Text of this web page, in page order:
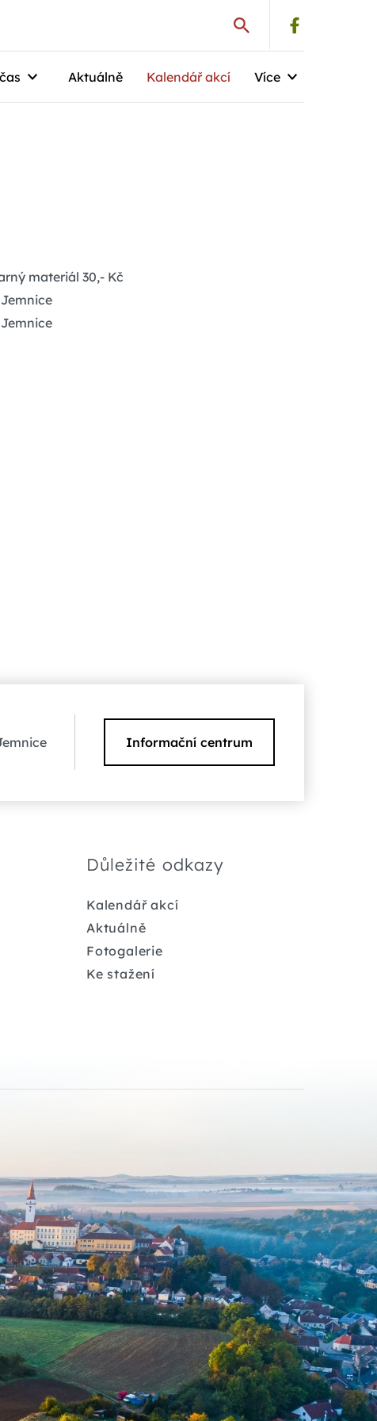
Aktuálně Kalendář akcí Více
materiál 30,- Kč
Informační centrum
Důležité odkazy
Kalendář akcí
Aktuálně
Fotogalerie
Ke stažení